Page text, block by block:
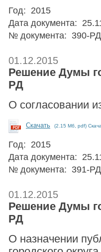
Год: 2015
Дата документа:
№ документа: 390-РД
01.12.2015
Решение Думы
РД
О согласовании
Скачать (2.15 Мб, pdf)
Год: 2015
Дата документа:
№ документа: 391-РД
01.12.2015
Решение Думы
РД
О назначении